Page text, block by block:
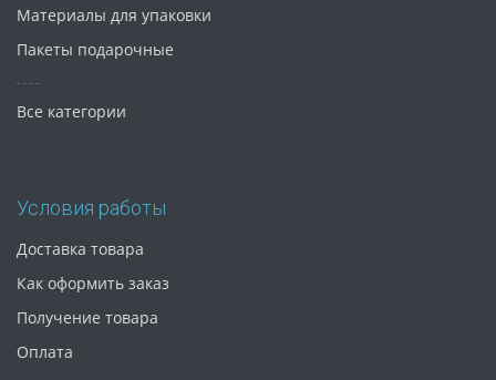
Материалы для упаковки
Пакеты подарочные
Все категории
Условия работы
Доставка товара
Как оформить заказ
Получение товара
Оплата